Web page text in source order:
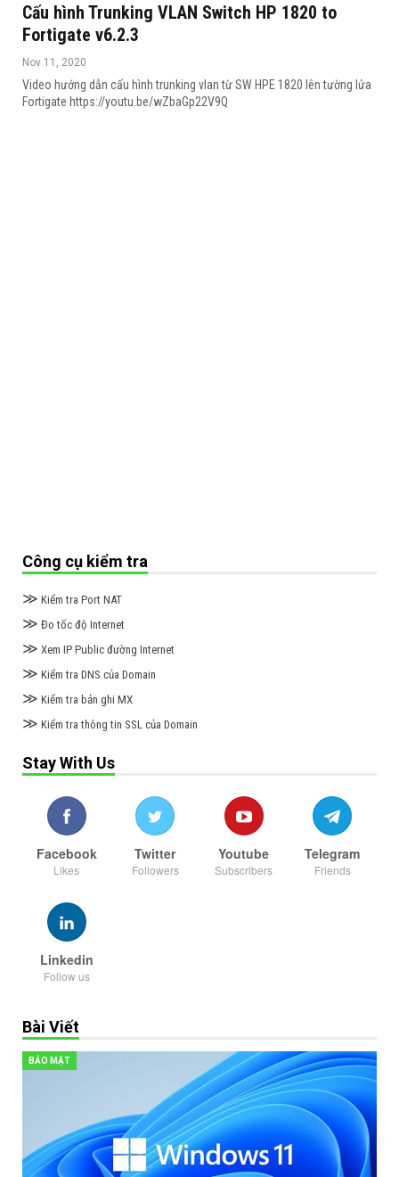
Cấu hình Trunking VLAN Switch HP 1820 to
Fortigate v6.2.3
Nov 11, 2020
Video hướng dẫn cấu hình trunking vlan từ SW HPE 1820 lên tường lửa
Fortigate https://youtu.be/wZbaGp22V9Q
Công cụ kiểm tra
≫ Kiểm tra Port NAT
≫ Đo tốc độ Internet
≫ Xem IP Public đường Internet
≫ Kiểm tra DNS của Domain
≫ Kiểm tra bản ghi MX
≫ Kiểm tra thông tin SSL của Domain
Stay With Us
Facebook
Likes
Twitter
Followers
Youtube
Subscribers
Telegram
Friends
Linkedin
Follow us
Bài Viết
BẢO MẬT